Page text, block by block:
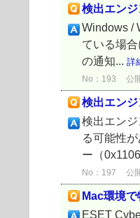
検出エン
Windows /
ている場
の通知... 詳
No：193 公
検出エン
検出エン
る可能性
ー（
No：197 公
Mac環境
ESET